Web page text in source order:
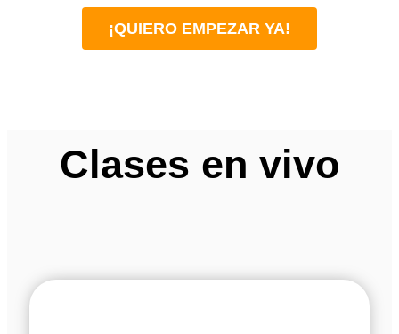
¡QUIERO EMPEZAR YA!
Clases en vivo